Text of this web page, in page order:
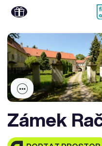
Zámek